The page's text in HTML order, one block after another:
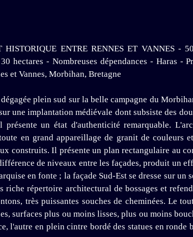
ENTRE RENNES ET VANNES -
hectares - Nombreuses dépendances - Haras
et Vannes, Morbihan, Bretagne
plein sud sur la belle campagne du
une implantation médiévale dont subsiste des
un état d'authenticité remarquable.
en grand appareillage de granit de couleurs
construits. Il présente un plan rectangulaire au
de niveaux entre les façades, produit un
en fonte ; la façade Sud-Est se dresse sur
riche répertoire architectural de bossages et
très puissantes souches de cheminées. Le
surfaces plus ou moins lisses, plus ou moins
l'autre en plein cintre bordé des statues en ronde